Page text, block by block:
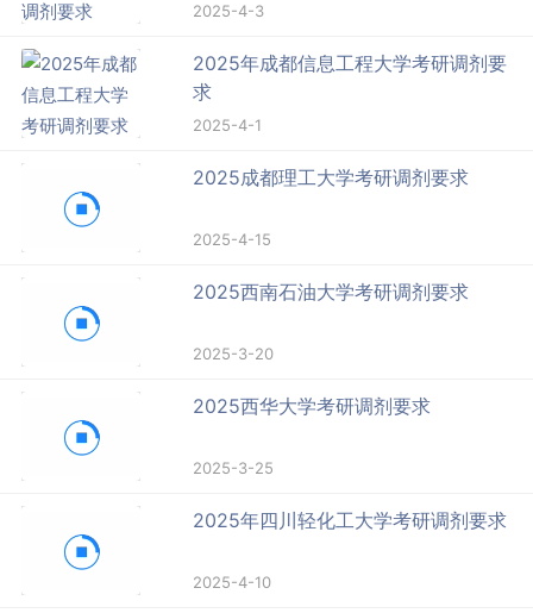
2025-4-3
2025年成都信息工程大学考研调剂要
求
2025-4-1
2025成都理工大学考研调剂要求
2025-4-15
2025西南石油大学考研调剂要求
2025-3-20
2025西华大学考研调剂要求
2025-3-25
2025年四川轻化工大学考研调剂要求
2025-4-10